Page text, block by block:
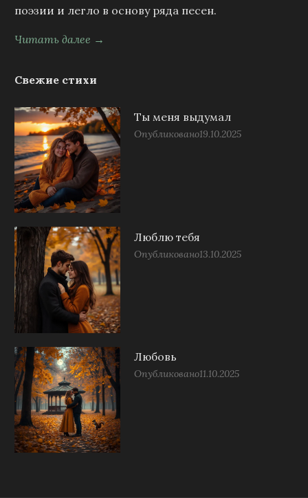
поэзии и легло в основу ряда песен.
Читать далее →
Свежие стихи
Ты меня выдумал
Опубликовано19.10.2025
Люблю тебя
Опубликовано13.10.2025
Любовь
Опубликовано11.10.2025